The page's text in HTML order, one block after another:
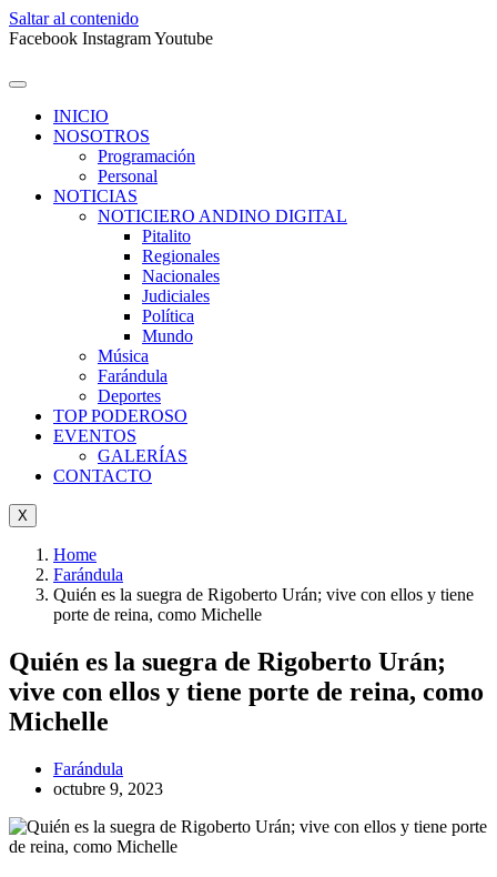
Saltar al contenido
Facebook InstagramYoutube
INICIO
NOSOTROS
Programación
Personal
NOTICIAS
NOTICIERO ANDINO DIGITAL
Pitalito
Regionales
Nacionales
Judiciales
Política
Mundo
Música
Farándula
Deportes
TOP PODEROSO
EVENTOS
GALERÍAS
CONTACTO
X
Home
Farándula
Quién es la suegra de Rigoberto Urán; vive con ellos y tiene
porte de reina, como Michelle
Quién es la suegra de Rigoberto Urán;
vive con ellos y tiene porte de reina, como
Michelle
Farándula
octubre 9, 2023